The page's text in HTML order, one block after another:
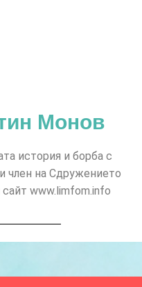
Монов
история и борба с
член на Сдружението
www.limfom.info